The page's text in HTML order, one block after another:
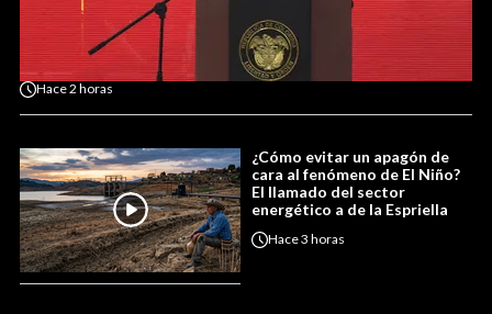
Hace2 horas
¿Cómo evitar un apagón de
cara al fenómeno de El Niño?
El llamado del sector
energético a de la Espriella
Hace3 horas